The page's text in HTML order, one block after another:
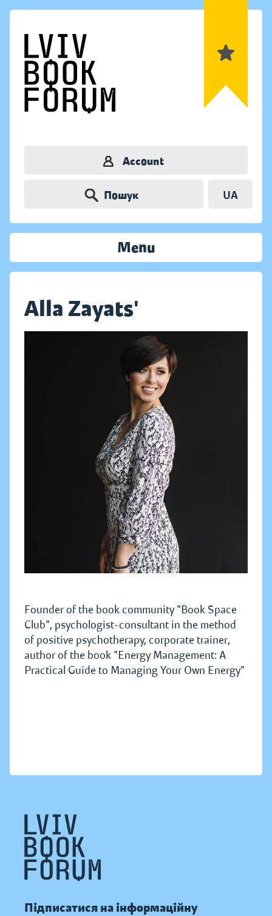
Account
Пошук UA
Menu
Alla Zayatsʹ
Founder of the book community "Book Space
Club", psychologist-consultant in the method
of positive psychotherapy, corporate trainer,
author of the book "Energy Management: A
Practical Guide to Managing Your Own Energy"
Підписатися на інформаційну